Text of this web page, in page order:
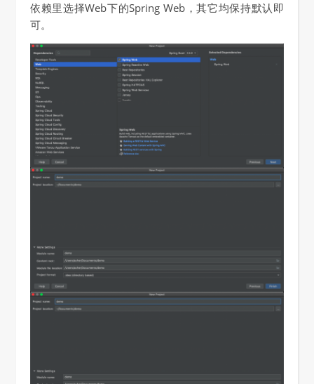
依赖里选择Web下的Spring Web，其它均保持默认即
可。